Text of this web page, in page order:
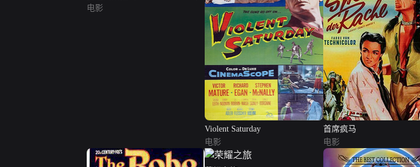
电影
Violent Saturday
电影
首席疯马
电影